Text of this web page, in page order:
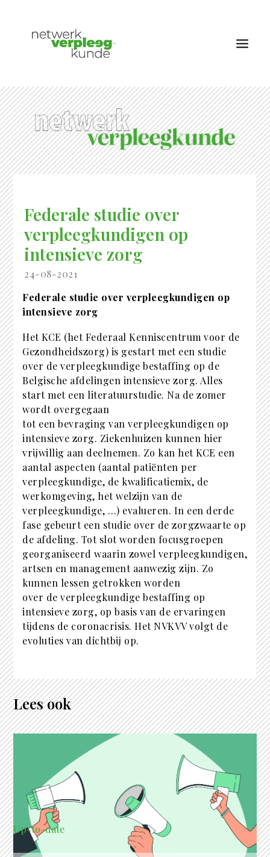
OVER NETWERK VERPLEEGKUNDE
NIEUWS
RUBRIEKEN
EDITIES
LID WORDEN
AANMELDEN
Federale studie over
verpleegkundigen op
intensieve zorg
24-08-2021
Federale studie over verpleegkundigen op
intensieve zorg
Het KCE (het Federaal Kenniscentrum voor de
Gezondheidszorg) is gestart met een studie
over de verpleegkundige bestaffing op de
Belgische afdelingen intensieve zorg. Alles
start met een literatuurstudie. Na de zomer
wordt overgegaan
tot een bevraging van verpleegkundigen op
intensieve zorg. Ziekenhuizen kunnen hier
vrijwillig aan deelnemen. Zo kan het KCE een
aantal aspecten (aantal patiënten per
verpleegkundige, de kwalificatiemix, de
werkomgeving, het welzijn van de
verpleegkundige, …) evalueren. In een derde
fase gebeurt een studie over de zorgzwaarte op
de afdeling. Tot slot worden focusgroepen
georganiseerd waarin zowel verpleegkundigen,
artsen en management aanwezig zijn. Zo
kunnen lessen getrokken worden
over de verpleegkundige bestaffing op
intensieve zorg, op basis van de ervaringen
tijdens de coronacrisis. Het NVKVV volgt de
evoluties van dichtbij op.
Lees ook
Up-to-date